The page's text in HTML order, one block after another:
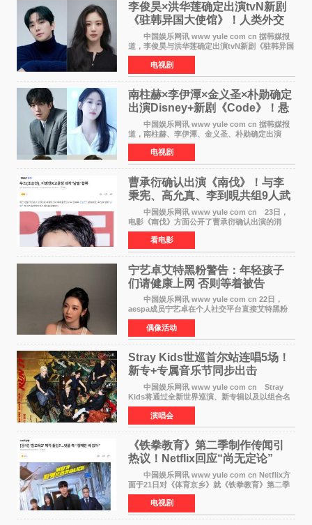
李俊昊×洪华莲确定出演tvN新剧
《驻韩异国大使馆》！人类外交
官与“龙”大使的奇幻
中国娱乐网讯 www yule com cn 据韩媒报
道，李俊昊与洪华莲确定出演tvN新剧《驻韩异国
大使馆》，分别担任男女主角，引发期待。
该剧讲述了一位因管理驻韩异国大使馆（负责管
理居住在大韩
电视剧
南柱赫×李伊潭×金义圣×朴勋确定
出演Disney+新剧《Code》！悬
疑犯罪惊悚明年上线
中国娱乐网讯 www yule com cn 据韩媒报
道，南柱赫、李伊潭、金义圣、朴勋确定出演
Disney+新剧《Code》，该剧预计将于明年播
出，引发高度关注。 本剧改编自同名人气台
剧，讲述了一位往来
电视剧
曹承衍确认出演《南伐》！与李
秉宪、高允真、李到晛共组9人武
士团
中国娱乐网讯 www yule com cn 23日，
电影《南伐》方面公开了曹承衍确认出演的消
息。通过歌手活动展现出独特色彩的曹承衍将在
片中饰演拥有出色弓箭技术的弓箭手，他将在这
一历史动作大片中展
看电影
宁艺卓艾特黑粉警告：年轻孩子
们​请健康上网 否则等着被告
中国娱乐网讯 www yule com cn 22日，
aespa成员宁艺卓在个人社交平台直接艾特黑粉
账号，正面喊话回应长期以来的恶意攻击，引发
广泛关注。 宁艺卓在文中表示，自己早已注
意到部分网友持续
偶像活动
Stray Kids世巡首尔站连唱5场！
新专+专属音乐节同步出击
中国娱乐网讯 www yule com cn Stray
Kids将通过全新世界巡演、新专辑以及以组合名
义打造的专属音乐节等一系列全球活动，开启事
业发展的全新篇章。 Stray Kids将于7月25日
至26日、29日
演唱会
《铁拳教育》第二季制作传闻引
热议！Netflix回应“尚无定论”
中国娱乐网讯 www yule com cn Netflix方
面于21日对《体育京乡》就《铁拳教育》第二季
制作传闻划清界限，表示尚无定论。然而，业界
却有传闻称已就《铁拳教育》第二季的制作展开
了讨论——《
电视剧